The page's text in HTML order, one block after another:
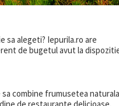
sa alegeti? Iepurila.ro are
de bugetul avut la
combine frumusetea
de restaurante delicioase,